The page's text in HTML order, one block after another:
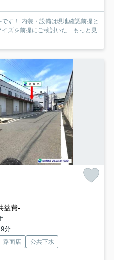
す！ 内装・設備は現地確認前提と
ズを前提にご検討いた... もっと見
益費-
分
路面店 公共下水